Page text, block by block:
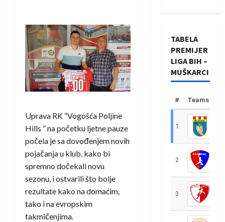
Uprava RK “Vogošća Poljine
Hills ” na početku ljetne pauze
počela je sa dovođenjem novih
pojačanja u klub, kako bi
spremno dočekali novu
sezonu, i ostvarili što bolje
rezultate kako na domaćim,
tako i na evropskim
takmičenjima.
TABELA
PREMIJER
LIGA BIH –
MUŠKARCI
# Teams
1
2
3